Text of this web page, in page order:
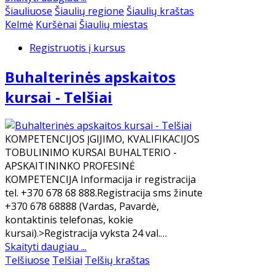
Šiauliuose Šiaulių regione Šiaulių kraštas
Kelmė Kuršėnai Šiaulių miestas
Registruotis į kursus
Buhalterinės apskaitos
kursai - Telšiai
KOMPETENCIJOS ĮGIJIMO, KVALIFIKACIJOS
TOBULINIMO KURSAI BUHALTERIO -
APSKAITININKO PROFESINĖ
KOMPETENCIJA Informacija ir registracija
tel. +370 678 68 888.Registracija sms žinute
+370 678 68888 (Vardas, Pavardė,
kontaktinis telefonas, kokie
kursai).>Registracija vyksta 24 val.…
Skaityti daugiau ...
Telšiuose Telšiai Telšių kraštas